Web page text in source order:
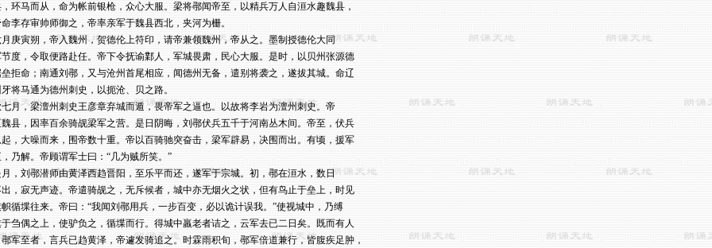
环马而从，命为帐前银枪，众心大服。梁将鄩闻帝至，以精兵万人自洹水趣魏县，
李存审帅师御之，帝率亲军于魏县西北，夹河为栅。
庚寅朔，帝入魏州，贺德伦上符印，请帝兼领魏州，帝从之。墨制授德伦大同
度，令取便路赴任。帝下令抚谕鄴人，军城畏肃，民心大服。是时，以贝州张源德
拒命；南通刘鄩，又与沧州首尾相应，闻德州无备，遣别将袭之，遂拔其城。命辽
将马通为德州刺史，以扼沧、贝之路。
月，梁澶州刺史王彦章弃城而遁，畏帝军之逼也。以故将李岩为澶州刺史。帝
县，因率百余骑觇梁军之营。是日阴晦，刘鄩伏兵五千于河南丛木间。帝至，伏兵
，大噪而来，围帝数十重。帝以百骑驰突奋击，梁军辟易，决围而出。有顷，援军
乃解。帝顾谓军士曰：“几为贼所笑。”
，刘鄩潜师由黄泽西趋晋阳，至乐平而还，遂军于宗城。初，鄩在洹水，数日
，寂无声迹。帝遣骑觇之，无斥候者，城中亦无烟火之状，但有鸟止于垒上，时见
循堞往来。帝曰：“我闻刘鄩用兵，一步百变，必以诡计误我。”使视城中，乃缚
刍偶之上，使驴负之，循堞而行。得城中羸老者诘之，云军去已二日矣。既而有人
军至者，言兵已趋黄泽，帝遽发骑追之。时霖雨积旬，鄩军倍道兼行，皆腹疾足肿，